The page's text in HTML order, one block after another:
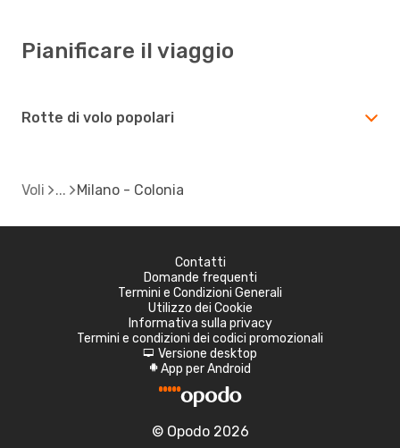
Pianificare il viaggio
Rotte di volo popolari
Voli Milano - Colonia
Contatti
Domande frequenti
Termini e Condizioni Generali
Utilizzo dei Cookie
Informativa sulla privacy
Termini e condizioni dei codici promozionali
d Versione desktop
A App per Android
© Opodo 2026